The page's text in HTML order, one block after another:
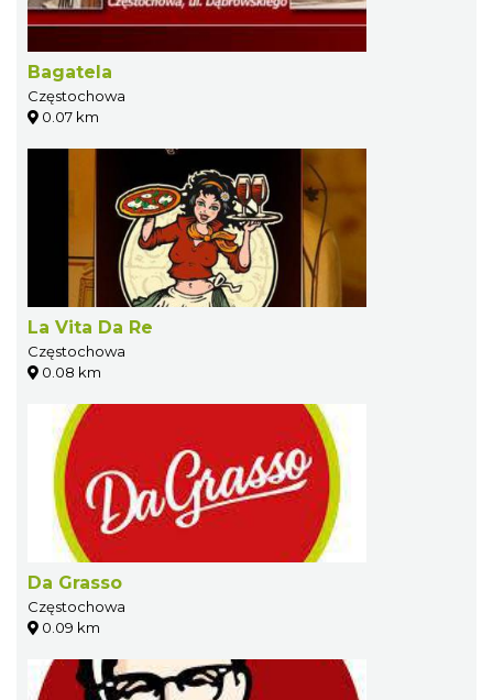
Bagatela
Częstochowa
0.07 km
La Vita Da Re
Częstochowa
0.08 km
Da Grasso
Częstochowa
0.09 km